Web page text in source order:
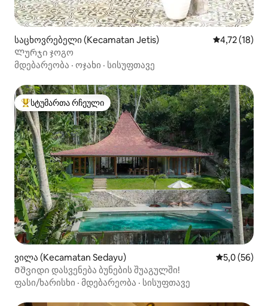
საცხოვრებელი (Kecamatan Jetis) საშუალო
4,72 (18)
Ლურჯი ჯოგო
მდებარეობა · ოჯახი · სისუფთავე
სტუმართა რჩეული მოწინავე ვარიანტი
სტუმართა რჩეული
ვილა (Kecamatan Sedayu) საშუალო
5,0 (56)
Მშვიდი დასვენება ბუნების შუაგულში!
ფასი/ხარისხი · მდებარეობა · სისუფთავე